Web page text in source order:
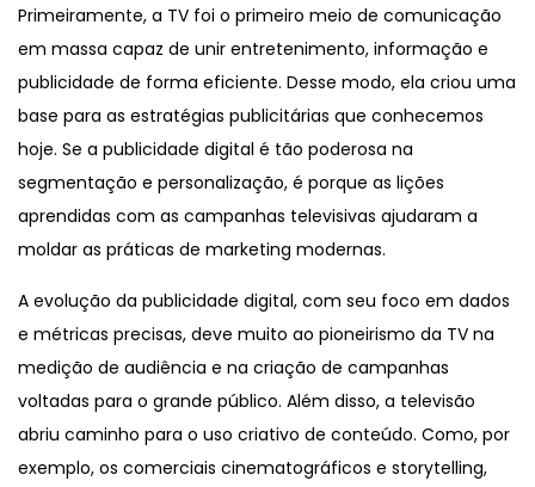
Primeiramente, a TV foi o primeiro meio de comunicação
em massa capaz de unir entretenimento, informação e
publicidade de forma eficiente. Desse modo, ela criou uma
base para as estratégias publicitárias que conhecemos
hoje. Se a publicidade digital é tão poderosa na
segmentação e personalização, é porque as lições
aprendidas com as campanhas televisivas ajudaram a
moldar as práticas de marketing modernas.
A evolução da publicidade digital, com seu foco em dados
e métricas precisas, deve muito ao pioneirismo da TV na
medição de audiência e na criação de campanhas
voltadas para o grande público. Além disso, a televisão
abriu caminho para o uso criativo de conteúdo. Como, por
exemplo, os comerciais cinematográficos e storytelling,